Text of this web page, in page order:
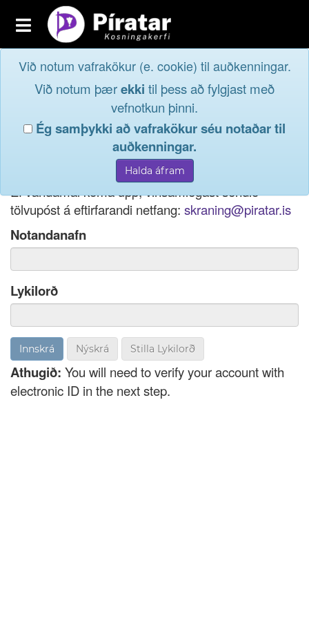
Toggle
navigation
Aðildarfélög
Innskrá
Við notum vafrakökur (e. cookie) til auðkenningar.
Við notum þærekki til þess að fylgjast með
vefnotkun þinni.
Ég samþykki að vafrakökur séu notaðar til
auðkenningar.
Innskráog taktu þátt í
lýðræðinu...
Ef þú hefur gleymt notendanafni þínu, þá má einnig
nota netfang eða kennitölu til innskráningar.
Ef vandamál koma upp, vinsamlegast sendið
tölvupóst á eftirfarandi netfang: skraning@piratar.is
Notandanafn
Lykilorð
Nýskrá Stilla Lykilorð
Athugið: You will need to verify your account with
electronic ID in the next step.